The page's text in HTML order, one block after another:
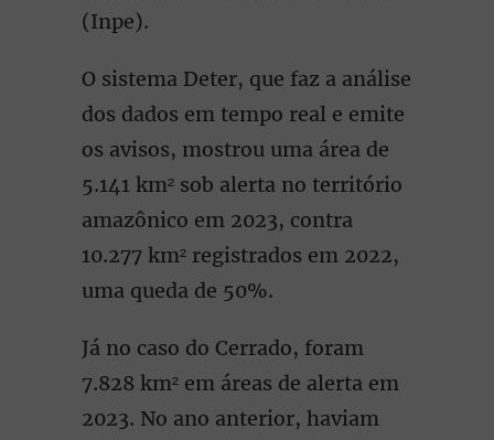
(Inpe).
O sistema Deter, que faz a análise
dos dados em tempo real e emite
os avisos, mostrou uma área de
5.141 km² sob alerta no território
amazônico em 2023, contra
10.277 km² registrados em 2022,
uma queda de 50%.
Já no caso do Cerrado, foram
7.828 km² em áreas de alerta em
2023. No ano anterior, haviam